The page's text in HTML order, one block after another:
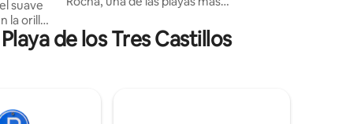
suave
la orilla.
vista
mañanas con café en la terraza mientras
el sol sale sobre el Atlántico y termina tus
de los Tres Castillos